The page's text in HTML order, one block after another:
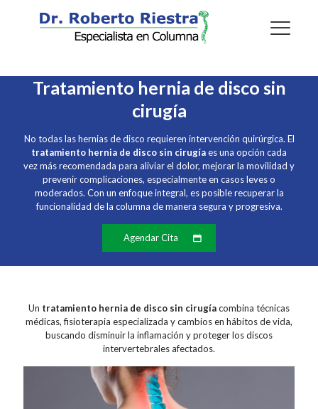
Tratamiento hernia de disco sin
cirugía
No todas las hernias de disco requieren intervención quirúrgica. El
tratamiento hernia de disco sin cirugíaes una opción cada
vez más recomendada para aliviar el dolor, mejorar la movilidad y
prevenir complicaciones, especialmente en casos leves o
moderados. Con un enfoque integral, es posible recuperar la
funcionalidad de la columna de manera segura y progresiva.
Agendar Cita
Un tratamiento hernia de disco sin cirugíacombina técnicas
médicas, fisioterapia especializada y cambios en hábitos de vida,
buscando disminuir la inflamación y proteger los discos
intervertebrales afectados.